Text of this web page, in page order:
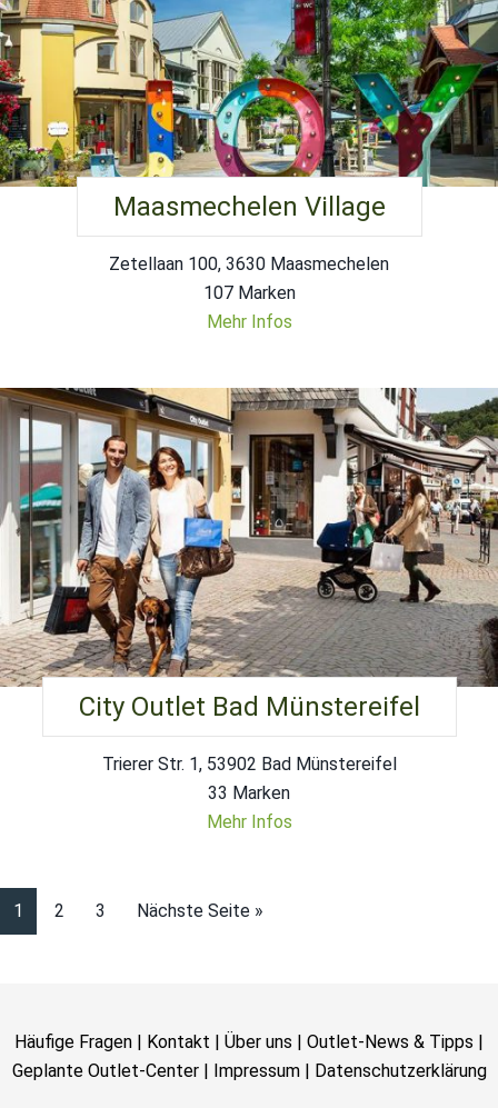
Maasmechelen Village
Zetellaan 100, 3630 Maasmechelen
107 Marken
Mehr Infos
City Outlet Bad Münstereifel
Trierer Str. 1, 53902 Bad Münstereifel
33 Marken
Mehr Infos
1 2 3 Nächste Seite »
Häufige Fragen | Kontakt | Über uns | Outlet-News & Tipps |
Geplante Outlet-Center| Impressum| Datenschutzerklärung